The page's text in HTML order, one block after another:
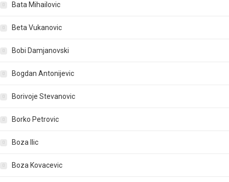
Bata Mihailovic
Beta Vukanovic
Bobi Damjanovski
Bogdan Antonijevic
Borivoje Stevanovic
Borko Petrovic
Boza Ilic
Boza Kovacevic